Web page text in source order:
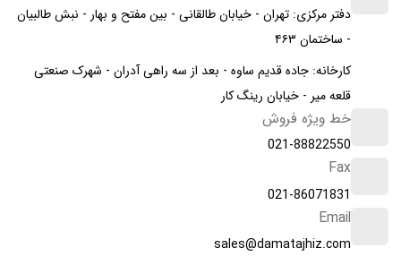
دفتر مرکزی: تهران - خیابان طالقانی - بین مفتح و بهار - نبش طالبیان
- ساختمان ۴۶۳
کارخانه: جاده قدیم ساوه - بعد از سه راهی آدران - شهرک صنعتی
قلعه میر - خیابان رینگ کار
خط ویژه فروش
021-88822550
Fax
021-86071831
Email
sales@damatajhiz.com